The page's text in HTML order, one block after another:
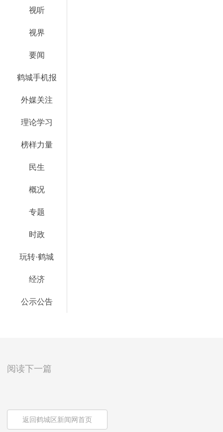
视听
视界
要闻
鹤城手机报
外媒关注
理论学习
榜样力量
民生
概况
专题
时政
玩转·鹤城
经济
公示公告
阅读下一篇
返回鹤城区新闻网首页